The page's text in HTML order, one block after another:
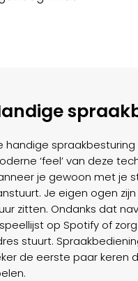
handige
‘feel’ van deze
je gewoon met je
Je eigen ogen
zitten. Ondanks dat
op Spotify of
stuurt.
de eerste paar keren